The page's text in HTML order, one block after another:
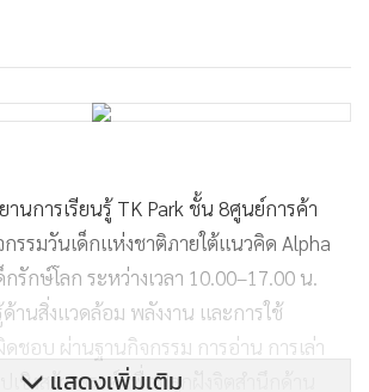
นการเรียนรู้ TK Park ชั้น 8ศูนย์การค้า
กรรมวันเด็กแห่งชาติภายใต้แนวคิด Alpha
รักษ์โลก ระหว่างเวลา 10.00–17.00 น.
านสิ่งแวดล้อม พลังงาน และการใช้
ชอบ ผ่านฐานกิจกรรม การอ่าน การเล่า
เชิงสร้างสรรค์ เพื่อปลูกฝังจิตสำนึกด้าน
แสดงเพิ่มเติม